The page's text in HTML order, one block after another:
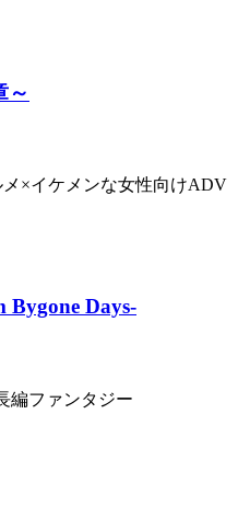
～
×イケメンな女性向けADV
Bygone Days-
編ファンタジー